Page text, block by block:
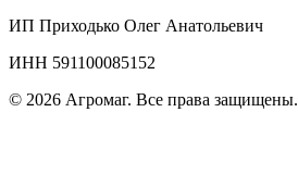
ИП Приходько Олег Анатольевич
ИНН 591100085152
© 2026 Агромаг. Все права защищены.